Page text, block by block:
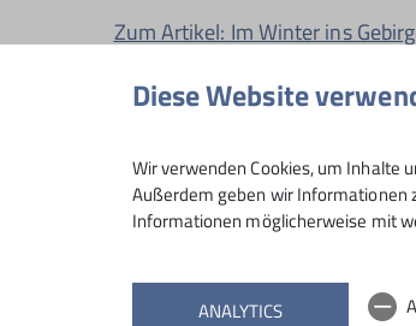
Zum Artikel: Im Winter ins
Diese Website
Wir verwenden Cookies, um Inhalte
Außerdem geben wir Informationen
Informationen möglicherweise mit
ANALYTICS